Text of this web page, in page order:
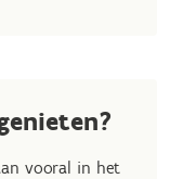
vooral in het